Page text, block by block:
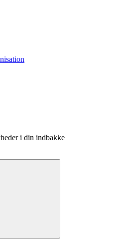
i din indbakke